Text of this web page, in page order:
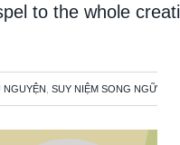
to the whole
NGUYỆN SUY NIỆM SONG NGỮ